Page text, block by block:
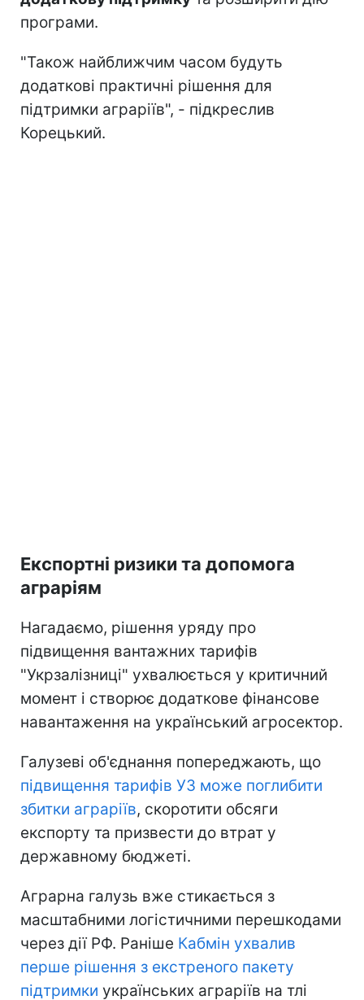
програми.
"Також найближчим часом будуть
додаткові практичні рішення для
підтримки аграріїв", - підкреслив
Корецький.
Експортні ризики та допомога
аграріям
Нагадаємо, рішення уряду про
підвищення вантажних тарифів
"Укрзалізниці" ухвалюється у критичний
момент і створює додаткове фінансове
навантаження на український агросектор.
Галузеві об'єднання попереджають, що
підвищення тарифів УЗ може поглибити
збитки аграріїв, скоротити обсяги
експорту та призвести до втрат у
державному бюджеті.
Аграрна галузь вже стикається з
масштабними логістичними перешкодами
через дії РФ. Раніше Кабмін ухвалив
перше рішення з екстреного пакету
підтримки українських аграріїв на тлі